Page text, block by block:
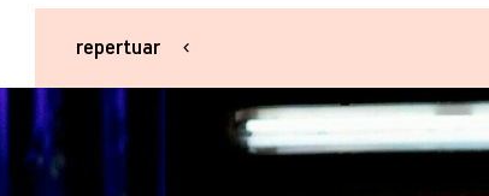
repertuar